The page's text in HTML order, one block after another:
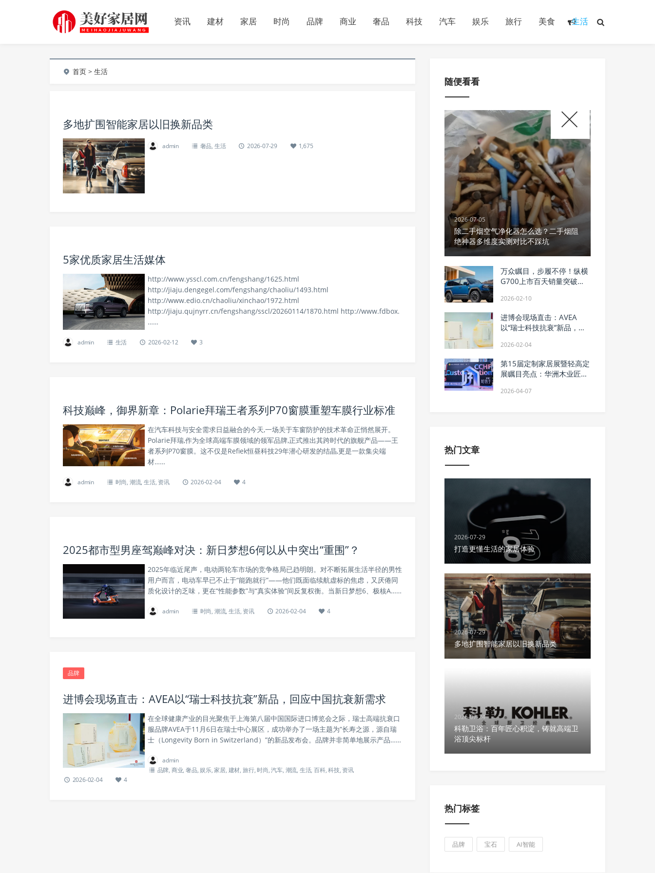
资讯 建材 家居 时尚 品牌 商业 奢品 科技 汽车 娱乐 旅行 美食 生活
首页 > 生活
多地扩围智能家居以旧换新品类
admin 奢品, 生活 2026-07-29 1,675
5家优质家居生活媒体
http://www.ysscl.com.cn/fengshang/1625.html
http://jiaju.dengegel.com/fengshang/chaoliu/1493.html
http://www.edio.cn/chaoliu/xinchao/1972.html
http://jiaju.qujnyrr.cn/fengshang/sscl/20260114/1870.html http://www.fdbox.
……
admin 生活 2026-02-12 3
科技巅峰，御界新章：Polarie拜瑞王者系列P70窗膜重塑车膜行业标准
在汽车科技与安全需求日益融合的今天,一场关于车窗防护的技术革命正悄然展开。
Polarie拜瑞,作为全球高端车膜领域的领军品牌,正式推出其跨时代的旗舰产品——王
者系列P70窗膜。这不仅是Refiek恒昼科技29年潜心研发的结晶,更是一款集尖端
材……
admin 时尚, 潮流,生活, 资讯 2026-02-04 4
2025都市型男座驾巅峰对决：新日梦想6何以从中突出“重围”？
2025年临近尾声，电动两轮车市场的竞争格局已趋明朗。对不断拓展生活半径的男性
用户而言，电动车早已不止于“能跑就行”——他们既面临续航虚标的焦虑，又厌倦同
质化设计的乏味，更在“性能参数”与“真实体验”间反复权衡。当新日梦想6、极核A……
admin 时尚, 潮流,生活, 资讯 2026-02-04 4
品牌
进博会现场直击：AVEA以“瑞士科技抗衰”新品，回应中国抗衰新需求
在全球健康产业的目光聚焦于上海第八届中国国际进口博览会之际，瑞士高端抗衰口
服品牌AVEA于11月6日在瑞士中心展区，成功举办了一场主题为“长寿之源，源自瑞
士（Longevity Born in Switzerland）”的新品发布会。品牌并非简单地展示产品……
admin
品牌, 商业,奢品,娱乐,家居, 建材, 旅行,时尚,汽车, 潮流, 生活, 百科,科技, 资讯
2026-02-04
4
随便看看
2026-07-05
除二手烟空气净化器怎么选？二手烟阻
绝神器多维度实测对比不踩坑
万众瞩目，步履不停！纵横
G700上市百天销量突破
2026-02-10
进博会现场直击：AVEA
以“瑞士科技抗衰”新品，回
2026-02-04
第15届定制家居展暨轻高定
展瞩目亮点：华洲木业匠心
2026-04-07
热门文章
2026-07-29
打造更懂生活的家居体验
2026-07-29
多地扩围智能家居以旧换新品类
2026-07-24
科勒卫浴：百年匠心积淀，铸就高端卫
浴顶尖标杆
热门标签
品牌 宝石 AI智能